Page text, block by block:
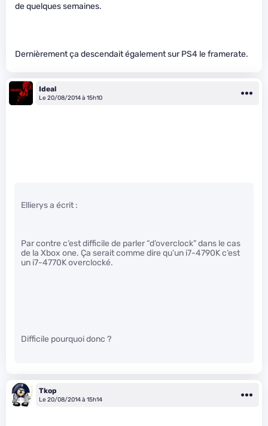
de quelques semaines.
Dernièrement ça descendait également sur PS4 le framerate.
Ideal
Le 20/08/2014 à 15h10
Ellierys a écrit :
Par contre c’est difficile de parler “d’overclock” dans le cas
de la Xbox one. Ça serait comme dire qu’un i7-4790K c’est
un i7-4770K overclocké.
Difficile pourquoi donc ?
Tkop
Le 20/08/2014 à 15h14